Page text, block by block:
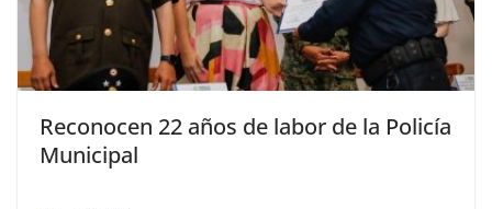
Reconocen 22 años de labor de la Policía
Municipal